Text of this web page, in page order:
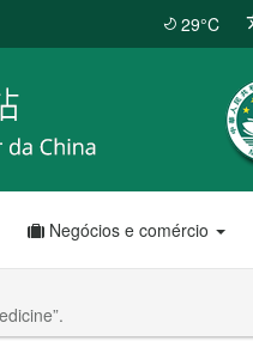
29°C
Negócios e comércio